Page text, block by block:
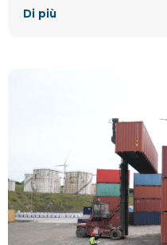
una soddisfazione
Di più